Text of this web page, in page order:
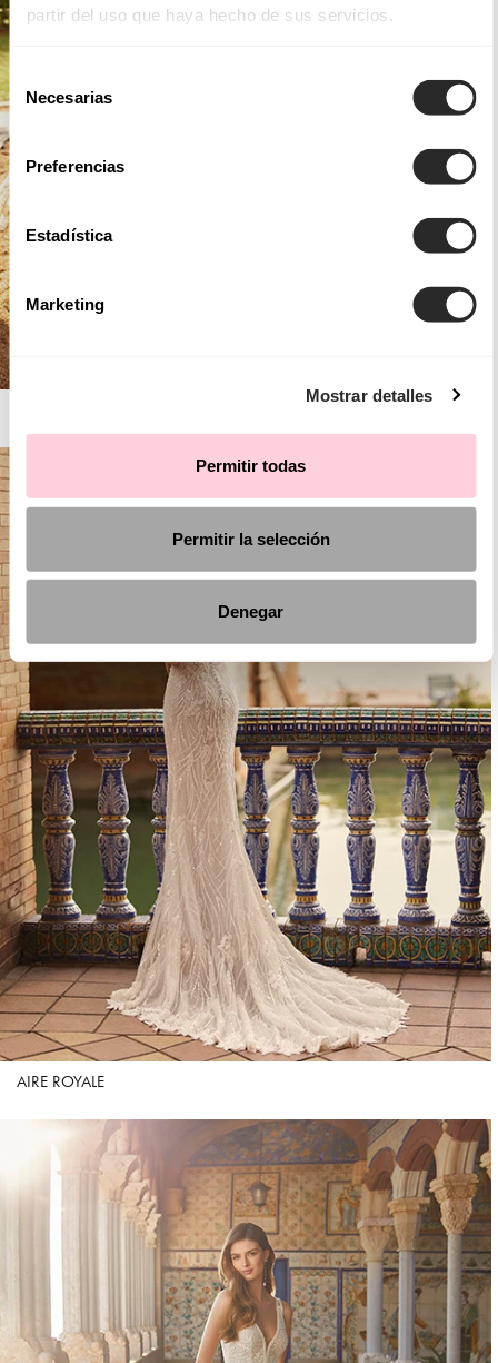
partir del uso que haya hecho de sus servicios.
Selección
de
consentimiento
Necesarias
Preferencias
Estadística
Marketing
Mostrar detalles
Permitir todas
Permitir la selección
Denegar
AIRE ROYALE